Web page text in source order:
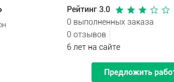
Рейтинг 3.0
0 выполненных заказа
0 отзывов
6 лет на сайте
Предложить